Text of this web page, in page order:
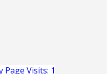
Page Visits: 1